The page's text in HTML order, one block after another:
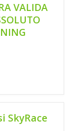
VALIDA
SkyRace